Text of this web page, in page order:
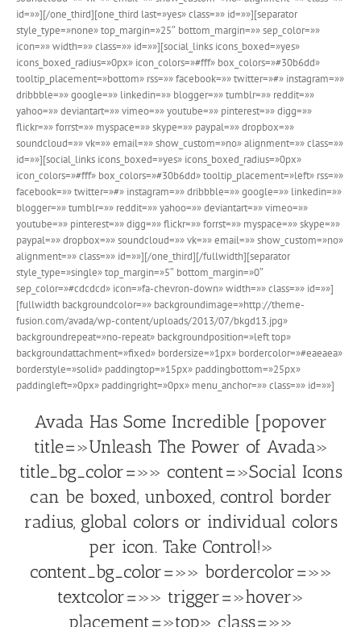
id=»»][/one_third][one_third last=»yes» class=»» id=»»][separator
style_type=»none» top_margin=»25″ bottom_margin=»» sep_color=»»
icon=»» width=»» class=»» id=»»][social_links icons_boxed=»yes»
icons_boxed_radius=»0px» icon_colors=»#fff» box_colors=»#30b6dd»
tooltip_placement=»bottom» rss=»» facebook=»» twitter=»#» instagram=»»
dribbble=»» google=»» linkedin=»» blogger=»» tumblr=»» reddit=»»
yahoo=»» deviantart=»» vimeo=»» youtube=»» pinterest=»» digg=»»
flickr=»» forrst=»» myspace=»» skype=»» paypal=»» dropbox=»»
soundcloud=»» vk=»» email=»» show_custom=»no» alignment=»» class=»»
id=»»][social_links icons_boxed=»yes» icons_boxed_radius=»0px»
icon_colors=»#fff» box_colors=»#30b6dd» tooltip_placement=»left» rss=»»
facebook=»» twitter=»#» instagram=»» dribbble=»» google=»» linkedin=»»
blogger=»» tumblr=»» reddit=»» yahoo=»» deviantart=»» vimeo=»»
youtube=»» pinterest=»» digg=»» flickr=»» forrst=»» myspace=»» skype=»»
paypal=»» dropbox=»» soundcloud=»» vk=»» email=»» show_custom=»no»
alignment=»» class=»» id=»»][/one_third][/fullwidth][separator
style_type=»single» top_margin=»5″ bottom_margin=»0″
sep_color=»#cdcdcd» icon=»fa-chevron-down» width=»» class=»» id=»»]
[fullwidth backgroundcolor=»» backgroundimage=»http://theme-
fusion.com/avada/wp-content/uploads/2013/07/bkgd13.jpg»
backgroundrepeat=»no-repeat» backgroundposition=»left top»
backgroundattachment=»fixed» bordersize=»1px» bordercolor=»#eaeaea»
borderstyle=»solid» paddingtop=»15px» paddingbottom=»25px»
paddingleft=»0px» paddingright=»0px» menu_anchor=»» class=»» id=»»]
Avada Has Some Incredible [popover
title=»Unleash The Power of Avada»
title_bg_color=»» content=»Social Icons
can be boxed, unboxed, control border
radius, global colors or individual colors
per icon. Take Control!»
content_bg_color=»» bordercolor=»»
textcolor=»» trigger=»hover»
placement=»top» class=»»